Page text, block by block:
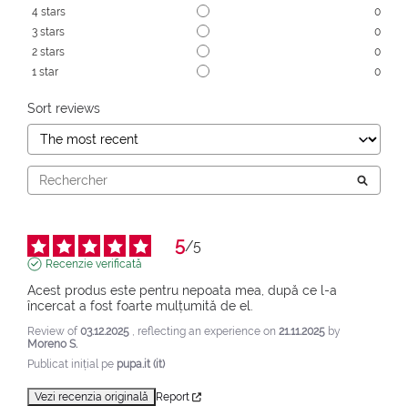
4 stars
0
3 stars
0
2 stars
0
1 star 0
Sort reviews
5/5
Recenzie verificată
Acest produs este pentru nepoata mea, după ce l-a
încercat a fost foarte mulțumită de el.
Review of 03.12.2025 , reflecting an experience on 21.11.2025 by
Moreno S.
Publicat inițial pe pupa.it (it)
Vezi recenzia originală Report